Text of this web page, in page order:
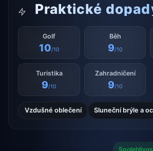
Praktické
Golf
10/10
Běh
9/10
Turistika
9/10
Zahradničení
9/10
Vzdušné oblečení Sluneční brýle a